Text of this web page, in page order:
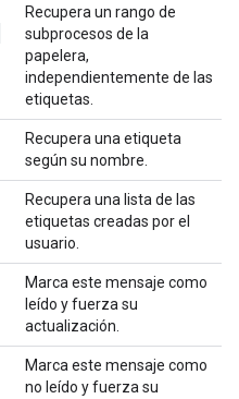
Recupera un rango de
subprocesos de la
papelera,
independientemente de las
etiquetas.
Recupera una etiqueta
según su nombre.
Recupera una lista de las
etiquetas creadas por el
usuario.
Marca este mensaje como
leído y fuerza su
actualización.
Marca este mensaje como
no leído y fuerza su